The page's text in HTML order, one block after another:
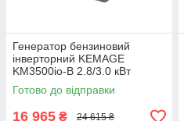
Генератор бензиновий
інверторний KEMAGE
KM3500io-B 2.8/3.0 кВт
Готово до відправки
16 965 ₴ 24 615 ₴